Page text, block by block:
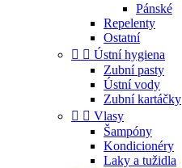
Pánské
Repelenty
Ostatní
  Ústní hygiena
Zubní pasty
Ústní vody
Zubní kartáčky
  Vlasy
Šampóny
Kondicionéry
Laky a tužidla